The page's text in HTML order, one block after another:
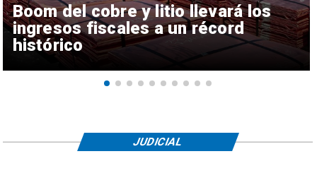
Boom del cobre y litio llevará los
ingresos fiscales a un récord
histórico
JUDICIAL